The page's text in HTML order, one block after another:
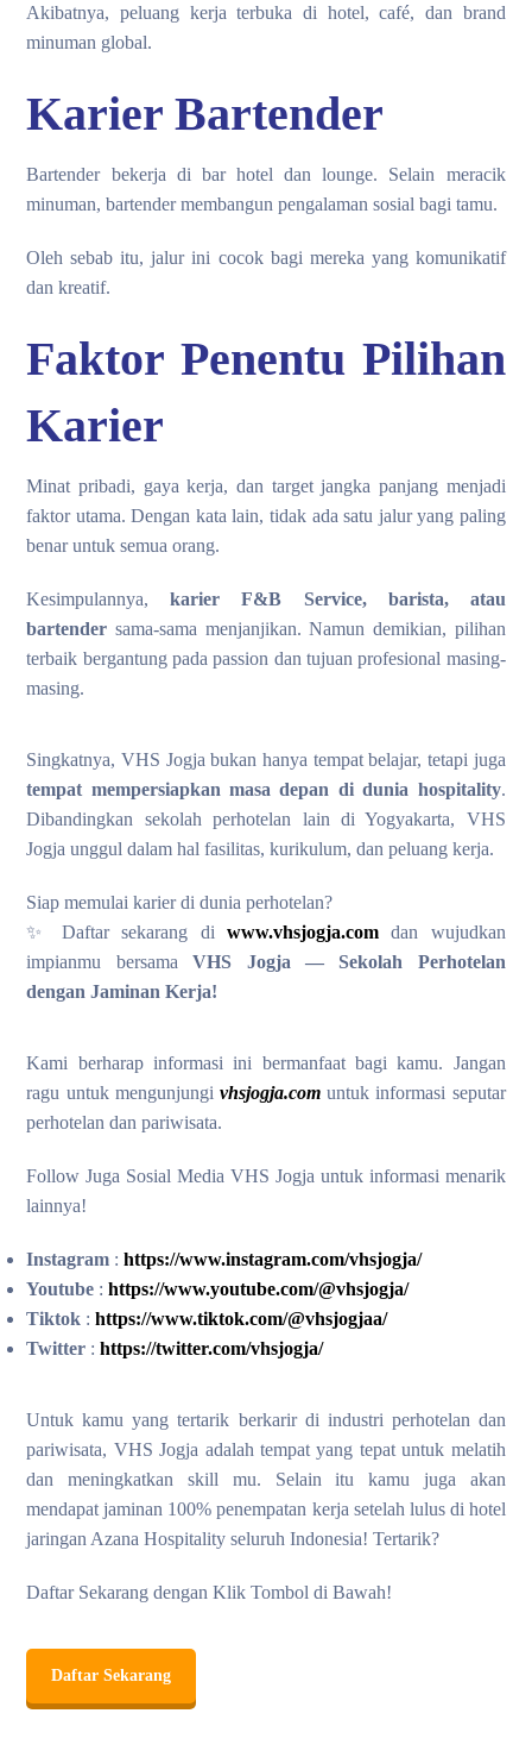
Akibatnya, peluang kerja terbuka di hotel, café, dan brand
minuman global.
Karier Bartender
Bartender bekerja di bar hotel dan lounge. Selain meracik
minuman, bartender membangun pengalaman sosial bagi tamu.
Oleh sebab itu, jalur ini cocok bagi mereka yang komunikatif
dan kreatif.
Faktor Penentu Pilihan
Karier
Minat pribadi, gaya kerja, dan target jangka panjang menjadi
faktor utama. Dengan kata lain, tidak ada satu jalur yang paling
benar untuk semua orang.
Kesimpulannya,karier F&B Service, barista, atau
bartender sama-sama menjanjikan. Namun demikian, pilihan
terbaik bergantung pada passion dan tujuan profesional masing-
masing.
Singkatnya, VHS Jogja bukan hanya tempat belajar, tetapi juga
tempat mempersiapkan masa depan di dunia hospitality.
Dibandingkan sekolah perhotelan lain di Yogyakarta, VHS
Jogja unggul dalam hal fasilitas, kurikulum, dan peluang kerja.
Siap memulai karier di dunia perhotelan?
✨ Daftar sekarang di www.vhsjogja.comdan wujudkan
impianmu bersamaVHS Jogja — Sekolah Perhotelan
dengan Jaminan Kerja!
Kami berharap informasi ini bermanfaat bagi kamu. Jangan
ragu untuk mengunjungi vhsjogja.com untuk informasi seputar
perhotelan dan pariwisata.
Follow Juga Sosial Media VHS Jogja untuk informasi menarik
lainnya!
Instagram : https://www.instagram.com/vhsjogja/
Youtube : https://www.youtube.com/@vhsjogja/
Tiktok : https://www.tiktok.com/@vhsjogjaa/
Twitter :https://twitter.com/vhsjogja/
Untuk kamu yang tertarik berkarir di industri perhotelan dan
pariwisata, VHS Jogja adalah tempat yang tepat untuk melatih
dan meningkatkan skill mu. Selain itu kamu juga akan
mendapat jaminan 100% penempatan kerja setelah lulus di hotel
jaringan Azana Hospitality seluruh Indonesia! Tertarik?
Daftar Sekarang dengan Klik Tombol di Bawah!
Daftar Sekarang